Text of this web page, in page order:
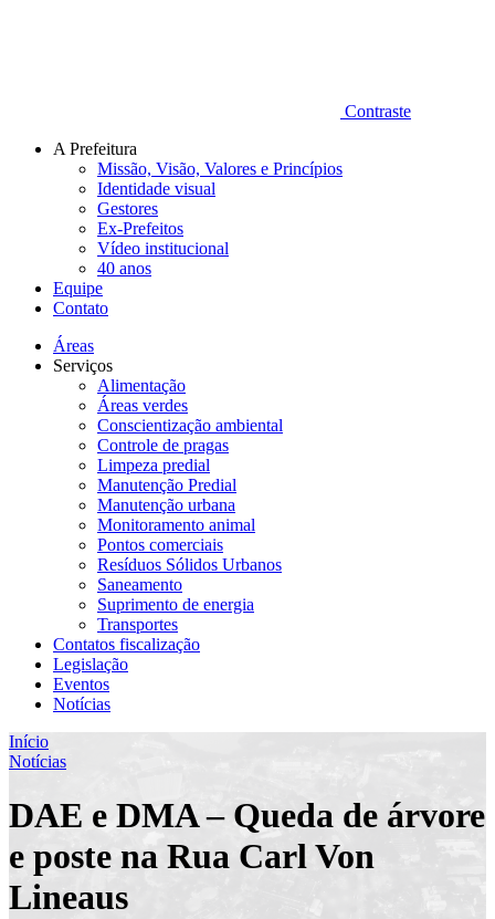
Contraste
A Prefeitura
Missão, Visão, Valores e Princípios
Identidade visual
Gestores
Ex-Prefeitos
Vídeo institucional
40 anos
Equipe
Contato
Áreas
Serviços
Alimentação
Áreas verdes
Conscientização ambiental
Controle de pragas
Limpeza predial
Manutenção Predial
Manutenção urbana
Monitoramento animal
Pontos comerciais
Resíduos Sólidos Urbanos
Saneamento
Suprimento de energia
Transportes
Contatos fiscalização
Legislação
Eventos
Notícias
Início
Notícias
DAE e DMA – Queda de árvore
e poste na Rua Carl Von
Lineaus